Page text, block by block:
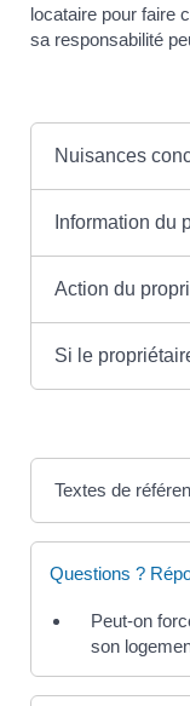
locataire pour faire
sa responsabilité
Nuisances
Information du
Action du
Si le
Textes de
Questions ?
Peut-on
son